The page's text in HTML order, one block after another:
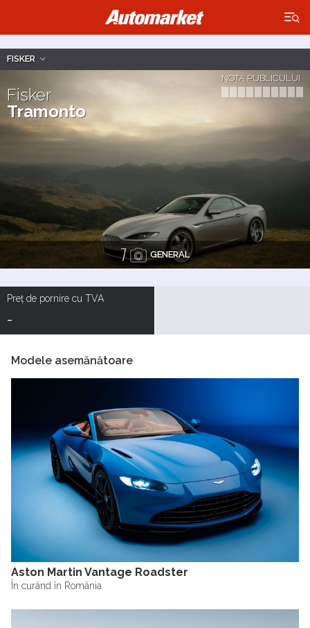
×
FISKER
Fisker
Tramonto
NOTA PUBLICULUI
7 GENERAL
Preț de pornire cu TVA
-
Modele asemănătoare
Aston Martin Vantage Roadster
În curând în România